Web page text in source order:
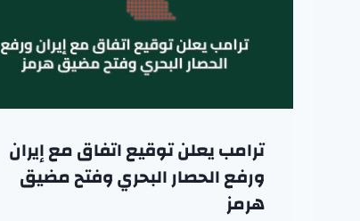
ترامب يعلن توقيع اتفاق مع إيران
ورفع الحصار البحري وفتح مضيق
هرمز